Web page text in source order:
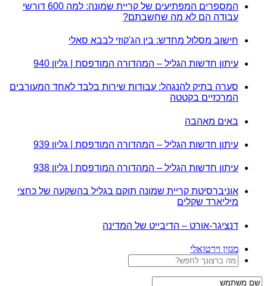
המספרים המפתיעים של קריית שמונה: למה 600 דורשי
עבודה הם לא מה שחשבתם?
חישוב מסלול מחדש: בין הג'קוזי לבבא סאלי
עיתון חדשות הגליל – המהדורה המודפסת | גליון 940
סערה בתיק להנגהל: עבודות שירות בלבד לאחד המעורבים
המרכזיים בקטטה
באים מאהבה
עיתון חדשות הגליל – המהדורה המודפסת | גליון 939
עיתון חדשות הגליל – המהדורה המודפסת | גליון 938
אוניברסיטת קריית שמונה תוקם בגליל בהשקעה של כחצי
מיליארד שקלים
דנציגר-אורט – הדיבייט של המדינה
מגזין וירטואלי